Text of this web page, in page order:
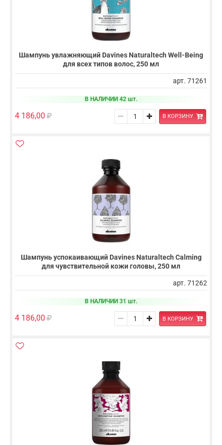
Шампунь увлажняющий Davines Naturaltech Well-Being
для всех типов волос, 250 мл
арт. 71261
В НАЛИЧИИ 42 шт.
4 186,00 В КОРЗИНУ
Шампунь успокаивающий Davines Naturaltech Calming
для чувствительной кожи головы, 250 мл
арт. 71262
В НАЛИЧИИ 31 шт.
4 186,00 В КОРЗИНУ